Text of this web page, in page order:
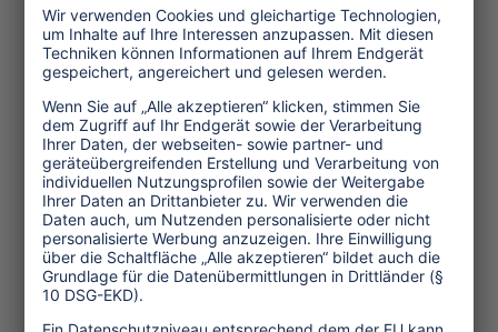
Umwelt und Klima
Wirtschaft
Menschenrechte
Unternehmensverantwortung
Service und Tipps